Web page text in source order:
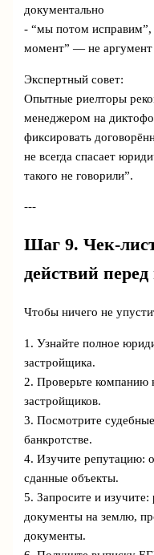
документально
- “мы потом исправим”,
момент” — не аргумент
Экспертный совет:
Опытные риелторы
менеджером на
фиксировать
не всегда спасает
такого не говорили”.
---
Шаг 9. Чек-
действий
Чтобы ничего не
1. Узнайте полное
застройщика.
2. Проверьте компанию
застройщиков.
3. Посмотрите
банкротстве.
4. Изучите репутацию:
сданные объекты.
5. Запросите и изучите:
документы на землю,
документы.